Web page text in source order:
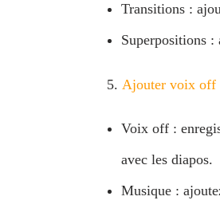
Transitions :
Superpositions :
Ajouter voix off
Voix off :
avec les diapos.
Musique :